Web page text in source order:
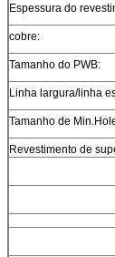
Espessura do
cobre:
Tamanho do PWB:
Linha largura/linha
Tamanho de
Revestimento de